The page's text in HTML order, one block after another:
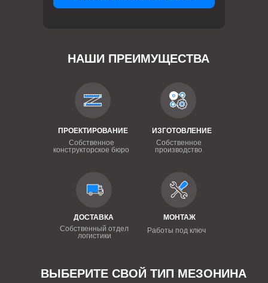
НАШИ ПРЕИМУЩЕСТВА
ПРОЕКТИРОВАНИЕ
Собственное
конструкторское бюро
ИЗГОТОВЛЕНИЕ
Собственное
производство
ДОСТАВКА
Собственный отдел
логистики
МОНТАЖ
Работы под ключ
ВЫБЕРИТЕ СВОЙ ТИП МЕЗОНИНА